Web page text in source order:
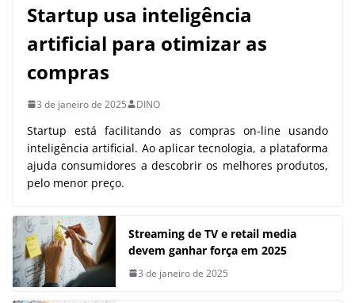
Startup usa inteligência
artificial para otimizar as
compras
3 de janeiro de 2025 DINO
Startup está facilitando as compras on-line usando
inteligência artificial. Ao aplicar tecnologia, a plataforma
ajuda consumidores a descobrir os melhores produtos,
pelo menor preço.
Streaming de TV e retail media
devem ganhar força em 2025
3 de janeiro de 2025